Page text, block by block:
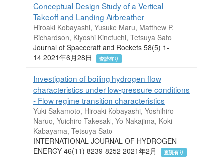
Conceptual Design Study of a Vertical
Takeoff and Landing Airbreather
Hiroaki Kobayashi, Yusuke Maru, Matthew P.
Richardson, Kiyoshi Kinefuchi, Tetsuya Sato
Journal of Spacecraft and Rockets 58(5) 1-
14 2021年6月28日
査読有り
Investigation of boiling hydrogen flow
characteristics under low-pressure conditions
- Flow regime transition characteristics
Yuki Sakamoto, Hiroaki Kobayashi, Yoshihiro
Naruo, Yuichiro Takesaki, Yo Nakajima, Koki
Kabayama, Tetsuya Sato
INTERNATIONAL JOURNAL OF HYDROGEN
ENERGY 46(11) 8239-8252 2021年2月
査読有り